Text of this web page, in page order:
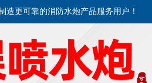
造更可靠的消防水炮产品服务用户！